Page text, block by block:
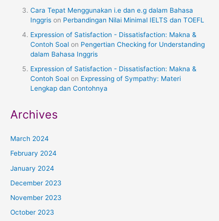
Cara Tepat Menggunakan i.e dan e.g dalam Bahasa
Inggris on Perbandingan Nilai Minimal IELTS dan TOEFL
Expression of Satisfaction - Dissatisfaction: Makna &
Contoh Soal on Pengertian Checking for Understanding
dalam Bahasa Inggris
Expression of Satisfaction - Dissatisfaction: Makna &
Contoh Soal on Expressing of Sympathy: Materi
Lengkap dan Contohnya
Archives
March 2024
February 2024
January 2024
December 2023
November 2023
October 2023